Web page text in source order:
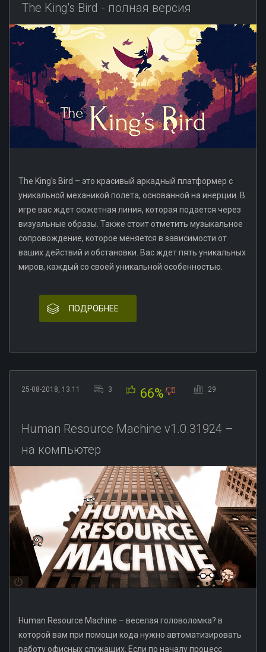
The King's Bird - полная версия
The King's Bird – это красивый аркадный платформер с
уникальной механикой полета, основанной на инерции. В
игре вас ждет сюжетная линия, которая подается через
визуальные образы. Также стоит отметить музыкальное
сопровождение, которое меняется в зависимости от
ваших действий и обстановки. Вас ждет пять уникальных
миров, каждый со своей уникальной особенностью.
ПОДРОБНЕЕ
25-08-2018, 13:11 3 66% 29
Human Resource Machine v1.0.31924 –
на компьютер
Human Resource Machine – веселая головоломка? в
которой вам при помощи кода нужно автоматизировать
работу офисных служащих. Если по началу процесс